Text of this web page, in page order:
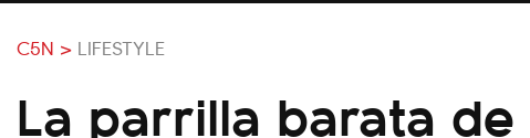
C5N > LIFESTYLE
La parrilla barata de